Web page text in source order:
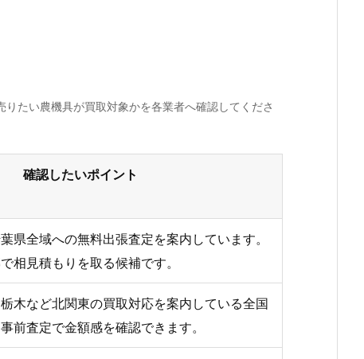
たい農機具が買取対象かを各業者へ確認してくださ
確認したいポイント
県全域への無料出張査定を案内しています。
相見積もりを取る候補です。
木など北関東の買取対応を案内している全国
前査定で金額感を確認できます。